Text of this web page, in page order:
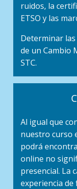
ruidos, la
ETSO y las
Determinar
de un Cambio
STC.
Al igual que
nuestro curso
podrá
online no
presencial. La
experiencia